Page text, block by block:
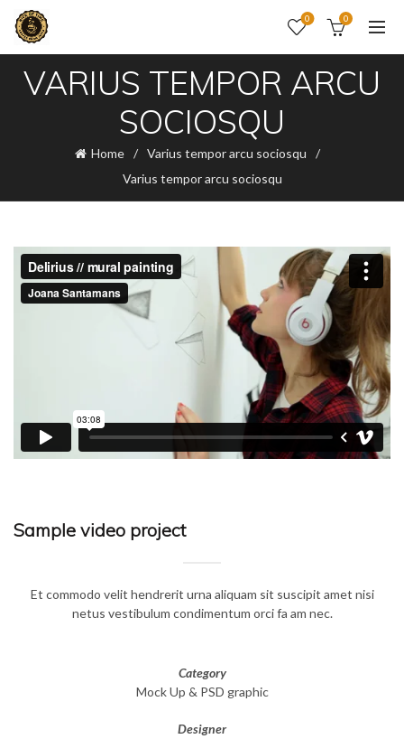
0 0
VARIUS TEMPOR ARCU
SOCIOSQU
Home
Varius tempor arcu sociosqu
Varius tempor arcu sociosqu
Sample video project
Et commodo velit hendrerit urna aliquam sit suscipit amet nisi
netus vestibulum condimentum orci fa am nec.
Category
Mock Up & PSD graphic
Designer